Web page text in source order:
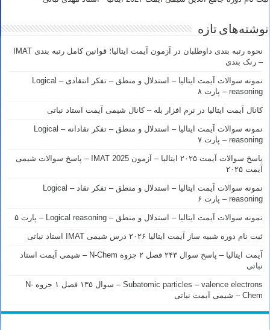
نوشته‌های تازه
نحوه رتبه بندی داوطلبان در آزمون آیمت ایتالیا؛ قوانین کامل رتبه بندی IMAT
– رنک بندی
نمونه سوالات آیمت ایتالیا – استدلال و منطق – تفکر انتقادی – Logical
reasoning – پارت ۸
کانال آیمت ایتالیا در نرم افزار بله – کانال شیمی آیمت استاد نباتی
نمونه سوالات آیمت ایتالیا – استدلال و منطق – تفکر نقادانه – Logical
reasoning – پارت ۷
پاسخ سوالات آیمت ۲۰۲۵ ایتالیا – آزمون IMAT 2025 – پاسخ سوالات شیمی
آیمت ۲۰۲۵
نمونه سوالات آیمت ایتالیا – استدلال و منطق – تفکر نقاد – Logical
reasoning – پارت ۶
نمونه سوالات آیمت ایتالیا – استدلال و منطق – Logical reasoning – پارت ۵
ثبت نام دوره شبیه ساز آیمت ایتالیا ۲۰۲۶ درس شیمی IMAT استاد نباتی
آیمت ایتالیا – پاسخ سوال ۲۴۳ فصل ۲ جزوه N-Chem – شیمی آیمت استاد
نباتی
Subatomic particles – valence electrons – سوال ۱۳۵ فصل ۱ جزوه N-
Chem – شیمی آیمت نباتی